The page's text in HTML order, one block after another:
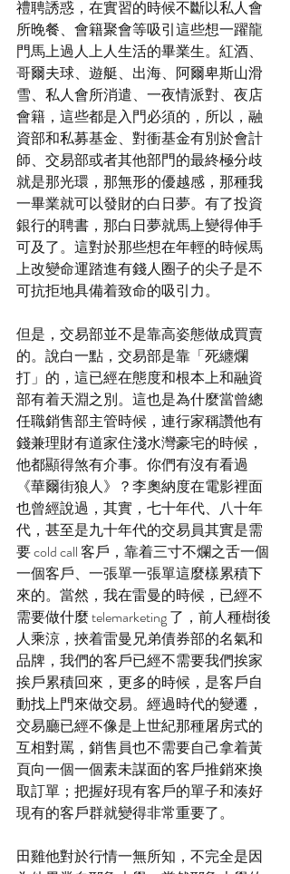
禮聘誘惑，在實習的時候不斷以私人會
所晚餐、會籍聚會等吸引這些想一躍龍
門馬上過人上人生活的畢業生。紅酒、
哥爾夫球、遊艇、出海、阿爾卑斯山滑
雪、私人會所消遣、一夜情派對、夜店
會籍，這些都是入門必須的，所以，融
資部和私募基金、對衝基金有別於會計
師、交易部或者其他部門的最終極分歧
就是那光環，那無形的優越感，那種我
一畢業就可以發財的白日夢。有了投資
銀行的聘書，那白日夢就馬上變得伸手
可及了。這對於那些想在年輕的時候馬
上改變命運踏進有錢人圈子的尖子是不
可抗拒地具備着致命的吸引力。
但是，交易部並不是靠高姿態做成買賣
的。說白一點，交易部是靠「死纏爛
打」的，這已經在態度和根本上和融資
部有着天淵之別。這也是為什麼當曾總
任職銷售部主管時候，連行家稱讚他有
錢兼理財有道家住淺水灣豪宅的時候，
他都顯得煞有介事。你們有沒有看過
《華爾街狼人》？李奧納度在電影裡面
也曾經說過，其實，七十年代、八十年
代，甚至是九十年代的交易員其實是需
要 cold call 客戶，靠着三寸不爛之舌一個
一個客戶、一張單一張單這麼樣累積下
來的。當然，我在雷曼的時候，已經不
需要做什麼 telemarketing 了，前人種樹後
人乘涼，挾着雷曼兄弟債券部的名氣和
品牌，我們的客戶已經不需要我們挨家
挨戶累積回來，更多的時候，是客戶自
動找上門來做交易。經過時代的變遷，
交易廳已經不像是上世紀那種屠房式的
互相對罵，銷售員也不需要自己拿着黃
頁向一個一個素未謀面的客戶推銷來換
取訂單；把握好現有客戶的單子和湊好
現有的客戶群就變得非常重要了。
田雞他對於行情一無所知，不完全是因